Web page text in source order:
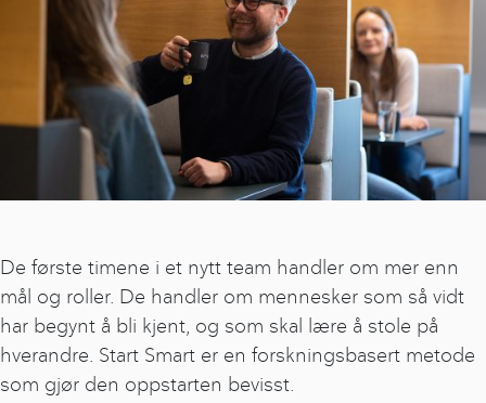
De første timene i et nytt team handler om mer enn
mål og roller. De handler om mennesker som så vidt
har begynt å bli kjent, og som skal lære å stole på
hverandre. Start Smart er en forskningsbasert metode
som gjør den oppstarten bevisst.